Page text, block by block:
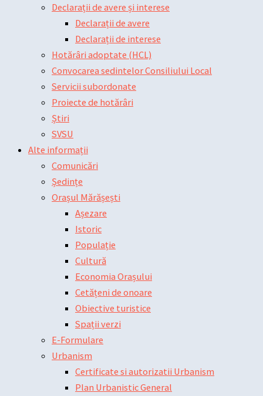
Declarații de avere și interese
Declarații de avere
Declarații de interese
Hotărâri adoptate (HCL)
Convocarea sedintelor Consiliului Local
Servicii subordonate
Proiecte de hotărâri
Știri
SVSU
Alte informații
Comunicări
Ședințe
Orașul Mărășești
Așezare
Istoric
Populație
Cultură
Economia Orașului
Cetățeni de onoare
Obiective turistice
Spații verzi
E-Formulare
Urbanism
Certificate si autorizatii Urbanism
Plan Urbanistic General